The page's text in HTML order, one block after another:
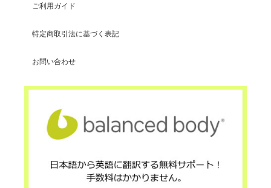
ご利用ガイド
特定商取引法に基づく表記
お問い合わせ